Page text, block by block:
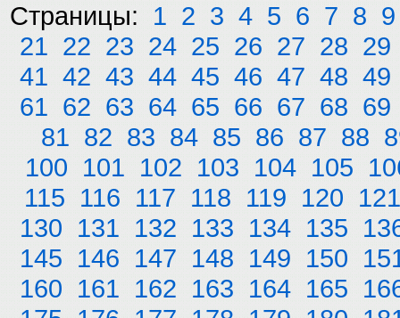
Страницы: 1 2 3 4 5 6 7 8 9
21 22 23 24 25 26 27 28 29
41 42 43 44 45 46 47 48 49
61 62 63 64 65 66 67 68 69
81 82 83 84 85 86 87 88
100 101 102 103 104 105
115 116 117 118 119 120 121
130 131 132 133 134 135
145 146 147 148 149 150
160 161 162 163 164 165